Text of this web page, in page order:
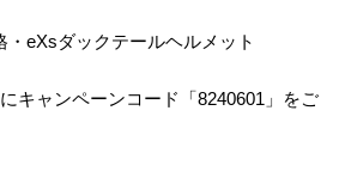
eXsダックテールヘルメット
キャンペーンコード「8240601」をご